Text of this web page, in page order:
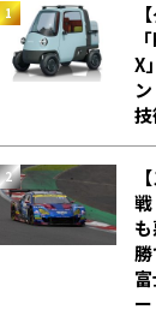
X
勝